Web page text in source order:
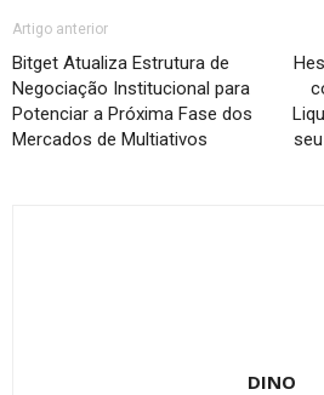
Artigo anterior
Bitget Atualiza Estrutura de
Negociação Institucional para
Potenciar a Próxima Fase dos
Mercados de Multiativos
DINO